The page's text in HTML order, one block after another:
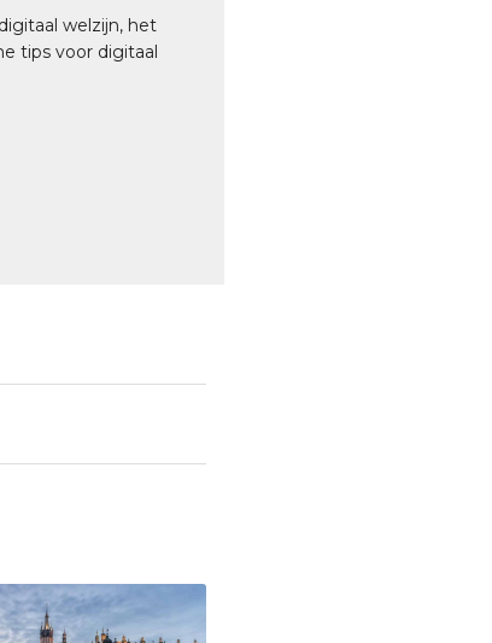
welzijn, het
tips voor digitaal